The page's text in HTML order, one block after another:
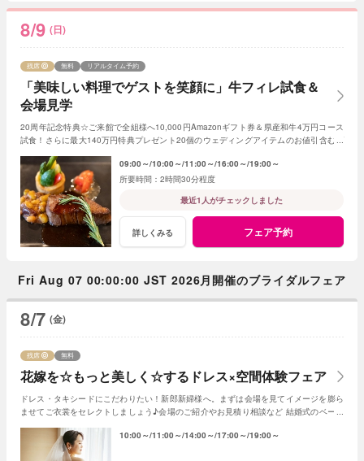
8/9 (日)
「美味しい料理でゲストを笑顔に」牛フィレ試食＆
会場見学
残席 無料 リアルタイム予約
20周年記念特典☆ご来館で全組様へ10,000円Amazonギフト券＆県産和牛4万円コース
試食！さらに最大140万円特典プレゼント20個のウェディングアイテムのお値引含むプ
09:00～ 10:00～ 11:00～ 16:00～ 19:00～
2時間30分程度
最近1人がチェックしました
詳しくみる フェア予約
Fri Aug 07 00:00:00 JST 2026月開催のブライダルフェア
8/7 (金)
花嫁を☆もっと美しく☆するドレス×空間体験フェア
残席 無料
ドレス・タキシードにこだわりたい！新郎新婦様へ。まずは会場を見てイメージを膨ら
ませてご衣裳をセレクトしましょう♪会場のご紹介やお見積り相談など 結婚式のベース
10:00～ 11:00～ 14:00～ 17:00～ 19:00～